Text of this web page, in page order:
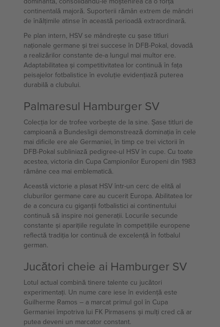
continentală majoră. Suporterii rămân extrem de mândri
de înălțimile atinse în această perioadă extraordinară.
Pe plan intern, HSV se mândrește cu șase titluri
naționale germane și trei succese în DFB-Pokal, dovadă
a realizărilor constante de-a lungul mai multor ere.
Adaptabilitatea și competitivitatea lor continuă în fața
peisajelor fotbalistice în evoluție evidențiază puterea
durabilă a clubului.
Palmaresul Hamburger SV
Colecția lor de trofee vorbește de la sine. Șase titluri de
campioană a Bundesligii demonstrează dominația în cele
mai dificile ere ale Germaniei, în timp ce trei victorii în
DFB-Pokal subliniază pedigree-ul HSV în cupe. Cu toate
acestea, victoria din Cupa Campionilor Europeni din 1983
rămâne cea mai emblematică.
Această victorie a plasat HSV într-un cerc de elită al
cluburilor germane care au cucerit Europa. Abilitatea lor
de a concura cu giganții fotbalistici ai continentului
continuă să inspire noi generații. Locurile secunde
constante și aparițiile regulate în competițiile europene
reflectă tradiția lor continuă de excelență în fotbalul
german.
Jucători cheie ai Hamburger SV
Lotul actual combină tinere talente cu jucători
experimentați. Un nume care iese în evidență este
Guilherme Ramos – a marcat primul gol în Cupa
Germaniei împotriva lui FK Pirmasens și mulți cred că ar
putea deveni un marcator constant.